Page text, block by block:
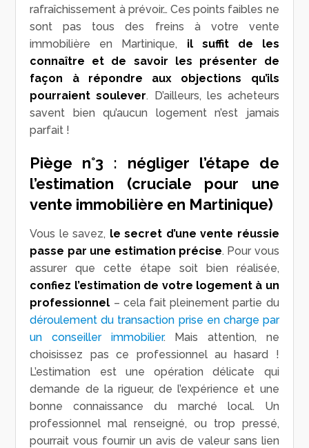
rafraîchissement à prévoir… Ces points faibles ne
sont pas tous des freins à votre vente
immobilière en Martinique, il suffit de les
connaître et de savoir les présenter de
façon à répondre aux objections qu’ils
pourraient soulever. D’ailleurs, les acheteurs
savent bien qu’aucun logement n’est jamais
parfait !
Piège n°3 : négliger l’étape de
l’estimation (cruciale pour une
vente immobilière en Martinique)
Vous le savez, le secret d’une vente réussie
passe par une estimation précise. Pour vous
assurer que cette étape soit bien réalisée,
confiez l’estimation de votre logement à un
professionnel – cela fait pleinement partie du
déroulement du transaction prise en charge par
un conseiller immobilier. Mais attention, ne
choisissez pas ce professionnel au hasard !
L’estimation est une opération délicate qui
demande de la rigueur, de l’expérience et une
bonne connaissance du marché local. Un
professionnel mal renseigné, ou trop pressé,
pourrait vous fournir un avis de valeur sans lien